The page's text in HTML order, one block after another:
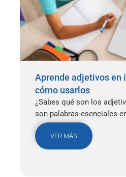
Aprende adjetivos en
cómo usarlos
¿Sabes qué son los
son palabras esenciales
VER MÁS